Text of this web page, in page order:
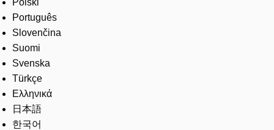
Polski
Português
Slovenčina
Suomi
Svenska
Türkçe
Ελληνικά
日本語
한국어